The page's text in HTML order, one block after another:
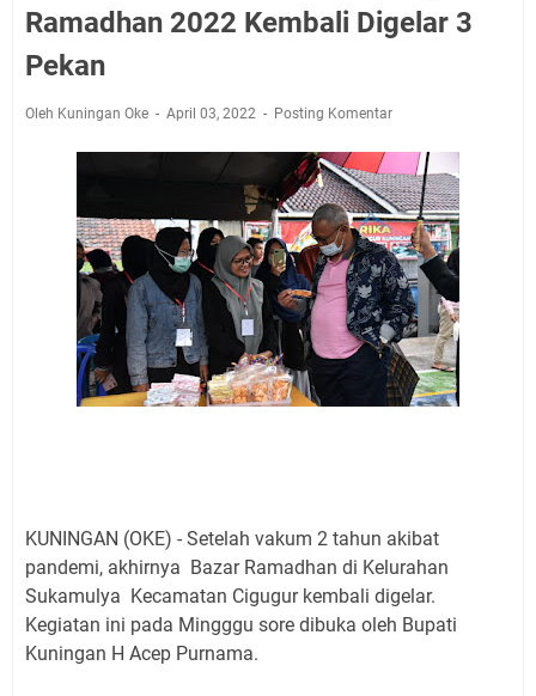
Kelaparan Meskipun Memiliki Sekarung Penuh Uang
Salat Lima Waktu itu Bukan Cuma Kewajiban, Tapi
Sangat Seru
Warga Mulai Kesulitan Air Bersih Akibat Kekeringan,
Polres Kuningan dan PAM Tirta Kamuning Salurakan
12 Ribu Liter
Uniku Jadi Tuan Rumah Pendampingan Penyusunan
Dokumen SPMI
Sudahkah Kita Merdeka Dari Hawa Nafsu?
Info Sembako di Pasar Kepuh Kuningan Kamis 6
Agustus 2026, Daging Naik, Telur Turun
Ramadhan 2022 Kembali Digelar 3
Pekan
Oleh Kuningan Oke April 03, 2022 Posting Komentar
KUNINGAN (OKE) - Setelah vakum 2 tahun akibat
pandemi, akhirnya Bazar Ramadhan di Kelurahan
Sukamulya Kecamatan Cigugur kembali digelar.
Kegiatan ini pada Mingggu sore dibuka oleh Bupati
Kuningan H Acep Purnama.